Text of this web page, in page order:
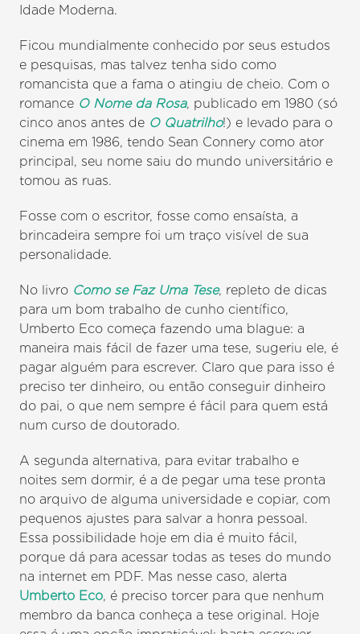
Idade Moderna.
Ficou mundialmente conhecido por seus estudos
e pesquisas, mas talvez tenha sido como
romancista que a fama o atingiu de cheio. Com o
romance O Nome da Rosa, publicado em 1980 (só
cinco anos antes de O Quatrilho!) e levado para o
cinema em 1986, tendo Sean Connery como ator
principal, seu nome saiu do mundo universitário e
tomou as ruas.
Fosse com o escritor, fosse como ensaísta, a
brincadeira sempre foi um traço visível de sua
personalidade.
No livro Como se Faz Uma Tese, repleto de dicas
para um bom trabalho de cunho científico,
Umberto Eco começa fazendo uma blague: a
maneira mais fácil de fazer uma tese, sugeriu ele, é
pagar alguém para escrever. Claro que para isso é
preciso ter dinheiro, ou então conseguir dinheiro
do pai, o que nem sempre é fácil para quem está
num curso de doutorado.
A segunda alternativa, para evitar trabalho e
noites sem dormir, é a de pegar uma tese pronta
no arquivo de alguma universidade e copiar, com
pequenos ajustes para salvar a honra pessoal.
Essa possibilidade hoje em dia é muito fácil,
porque dá para acessar todas as teses do mundo
na internet em PDF. Mas nesse caso, alerta
Umberto Eco, é preciso torcer para que nenhum
membro da banca conheça a tese original. Hoje